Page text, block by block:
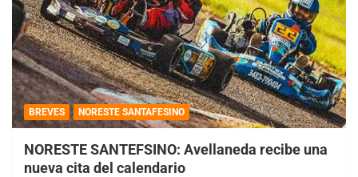
BREVES NORESTE SANTAFESINO
NORESTE SANTEFSINO: Avellaneda recibe una
nueva cita del calendario